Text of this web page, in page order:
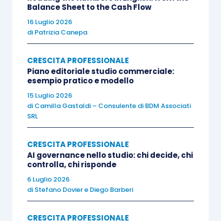
ginnastica potrebbe richiedere molto più tempo a
gonfiarci i bicipiti e a scolpirci gli addominali
eliminando il maniglione antipanico dell’amore.
tecnologici adeguati.
attenzione perché non ci sarà niente di
automatico. Ogni volta che sgarriamo, dovremo
pagare per rimetterci in sesto. Le tentazioni
agiscono proprio come l’entropia e l’emergenza
Balance Sheet to the Cash Flow
16 Luglio 2026
di Patrizia Canepa
CRESCITA PROFESSIONALE
Piano editoriale studio commerciale:
esempio pratico e modello
15 Luglio 2026
di Camilla Gastaldi – Consulente di BDM Associati
SRL
CRESCITA PROFESSIONALE
AI governance nello studio: chi decide, chi
controlla, chi risponde
6 Luglio 2026
di Stefano Doviere Diego Barberi
CRESCITA PROFESSIONALE